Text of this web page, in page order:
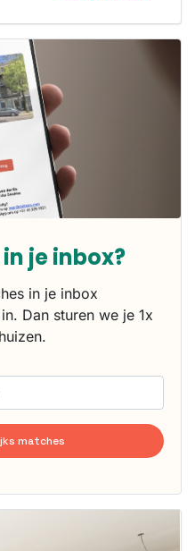
je inbox?
in je inbox
Dan sturen we je 1x
matches